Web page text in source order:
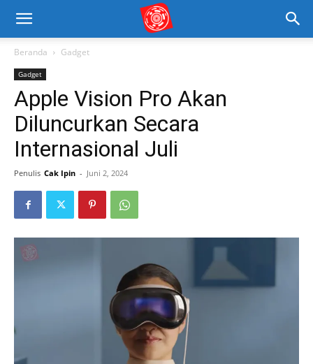
Beranda Gadget
Gadget
Apple Vision Pro Akan
Diluncurkan Secara
Internasional Juli
Penulis Cak Ipin - Juni 2, 2024